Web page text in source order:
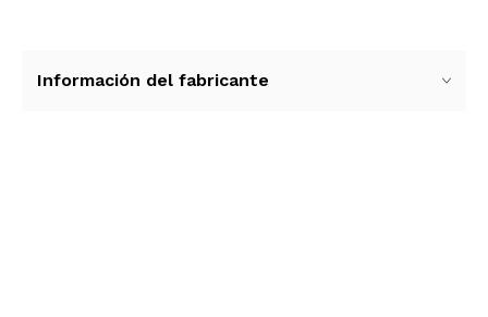
manteniendo su área de trabajo impecable. Por
Información del fabricante